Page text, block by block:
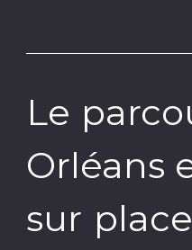
Le
Orléans
sur